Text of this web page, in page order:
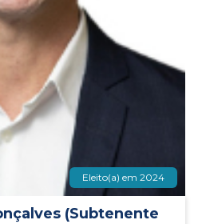
Eleito(a) em 2024
(Subtenente